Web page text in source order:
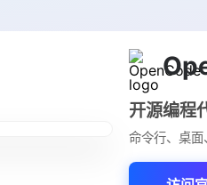
开源编程
命令行、桌面